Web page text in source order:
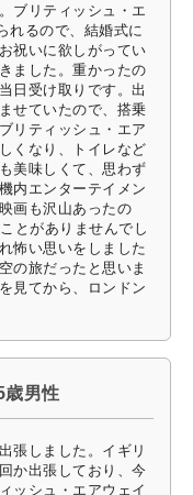
ブリティッシュ・エ
れるので、結婚式に
祝いに欲しがってい
ました。重かったの
日受け取りです。出
せていたので、搭乗
リティッシュ・エア
くなり、トイレなど
美味しくて、思わず
内エンターテイメン
画も沢山あったの
とがありませんでし
怖い思いをしました
の旅だったと思いま
見てから、ロンドン
男性
張しました。イギリ
か出張しており、今
ッシュ・エアウェイ